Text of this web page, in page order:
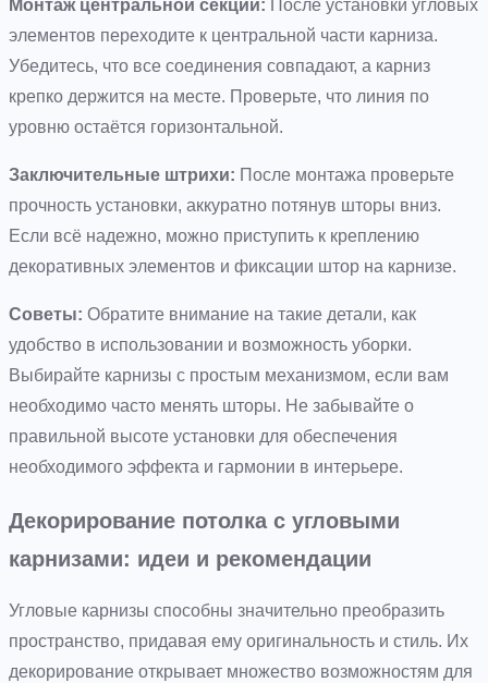
Монтаж центральной секции: После установки угловых
элементов переходите к центральной части карниза.
Убедитесь, что все соединения совпадают, а карниз
крепко держится на месте. Проверьте, что линия по
уровню остаётся горизонтальной.
Заключительные штрихи: После монтажа проверьте
прочность установки, аккуратно потянув шторы вниз.
Если всё надежно, можно приступить к креплению
декоративных элементов и фиксации штор на карнизе.
Советы: Обратите внимание на такие детали, как
удобство в использовании и возможность уборки.
Выбирайте карнизы с простым механизмом, если вам
необходимо часто менять шторы. Не забывайте о
правильной высоте установки для обеспечения
необходимого эффекта и гармонии в интерьере.
Декорирование потолка с угловыми
карнизами: идеи и рекомендации
Угловые карнизы способны значительно преобразить
пространство, придавая ему оригинальность и стиль. Их
декорирование открывает множество возможностям для